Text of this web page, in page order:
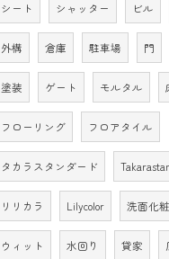
シート シャッター ビル
外構 倉庫 駐車場 門
塗装 ゲート モルタル
フローリング フロアタイル
タカラスタンダード
リリカラ Lilycolor 洗面化
ウィット 水回り 貸家